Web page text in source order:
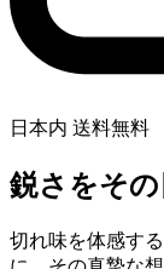
日本内 送料無料
鋭さをその
切れ味を体感す